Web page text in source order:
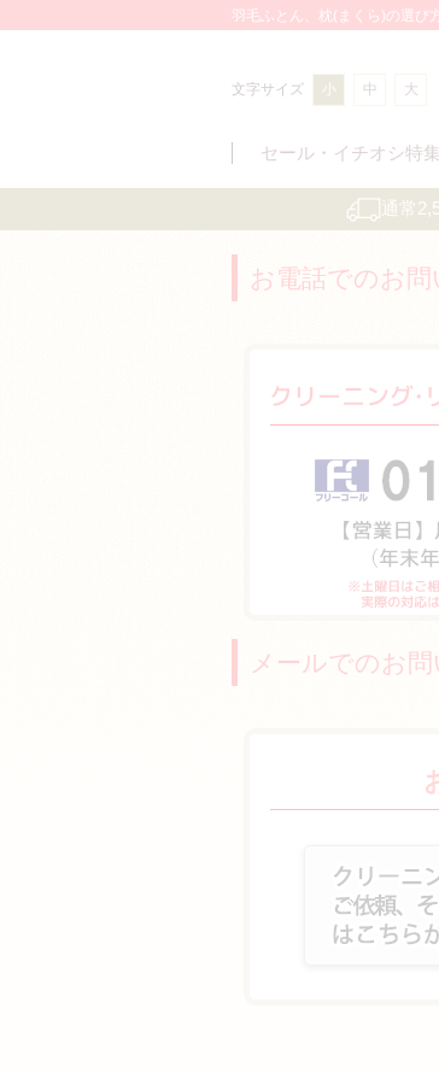
羽毛ふとん、枕(まくら)の選び
文字サイズ 小 中 大
セール・ イチオシ特集
通常
お電話でのお問
メールでのお